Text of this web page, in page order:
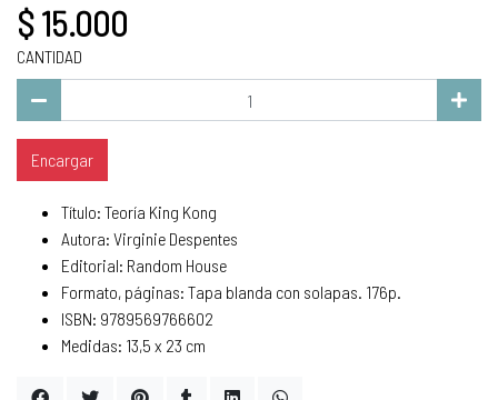
$ 15.000
CANTIDAD
Encargar
Título: Teoría King Kong
Autora: Virginie Despentes
Editorial: Random House
Formato, páginas: Tapa blanda con solapas. 176p.
ISBN: 9789569766602
Medidas: 13,5 x 23 cm